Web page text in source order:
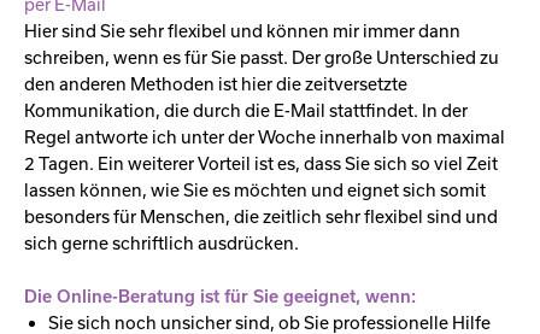
Hier sind Sie sehr flexibel und können mir immer dann
schreiben, wenn es für Sie passt. Der große Unterschied zu
den anderen Methoden ist hier die zeitversetzte
Kommunikation, die durch die E-Mail stattfindet. In der
Regel antworte ich unter der Woche innerhalb von maximal
2 Tagen. Ein weiterer Vorteil ist es, dass Sie sich so viel Zeit
lassen können, wie Sie es möchten und eignet sich somit
besonders für Menschen, die zeitlich sehr flexibel sind und
sich gerne schriftlich ausdrücken.
Die Online-Beratung ist für Sie geeignet, wenn:
Sie sich noch unsicher sind, ob Sie professionelle Hilfe